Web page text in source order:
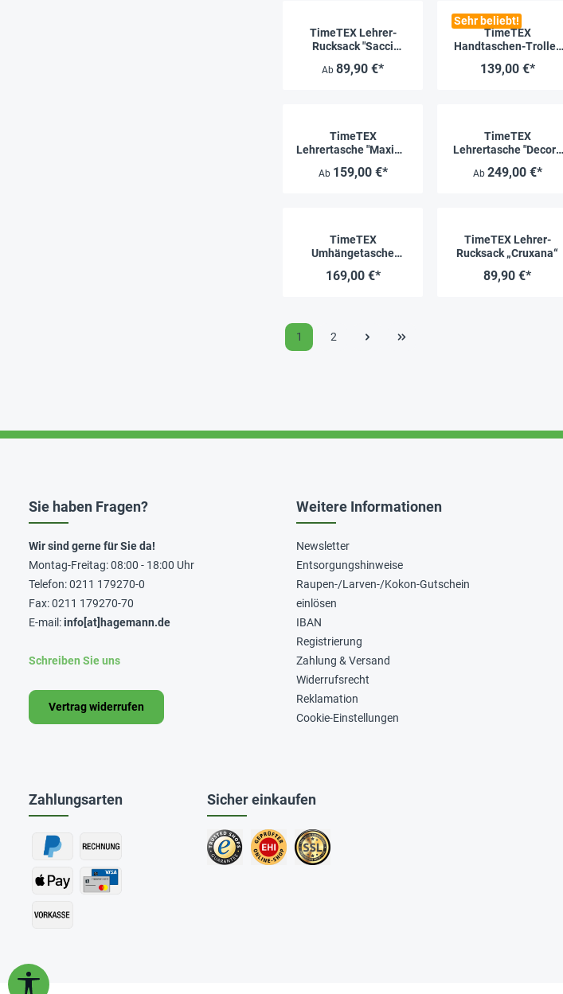
TimeTEX Lehrer-
Rucksack "Sacci
Ab 89,90 €*
Sehr beliebt!
TimeTEX
Handtaschen-Trolley
139,00 €*
TimeTEX
Lehrertasche "Maxima
Ab 159,00 €*
TimeTEX
Lehrertasche "Decora
Ab 249,00 €*
TimeTEX
Umhängetasche
169,00 €*
TimeTEX Lehrer-
Rucksack „Cruxana“
89,90 €*
1 2
Sicher einkaufen
Sie haben Fragen?
Wir sind gerne für Sie da!
Montag-Freitag: 08:00 - 18:00 Uhr
Telefon: 0211 179270-0
Fax: 0211 179270-70
E-mail:info[at]hagemann.de
Schreiben Sie uns
Vertrag widerrufen
Weitere Informationen
Newsletter
Entsorgungshinweise
Raupen-/Larven-/Kokon-Gutschein
einlösen
IBAN
Registrierung
Zahlung & Versand
Widerrufsrecht
Reklamation
Cookie-Einstellungen
Zahlungsarten
Werkzeugleiste anzeigen